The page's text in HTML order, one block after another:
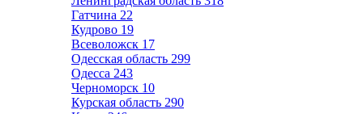
Гатчина 22
Кудрово 19
Всеволожск 17
Одесская область 299
Одесса 243
Черноморск 10
Курская область 290